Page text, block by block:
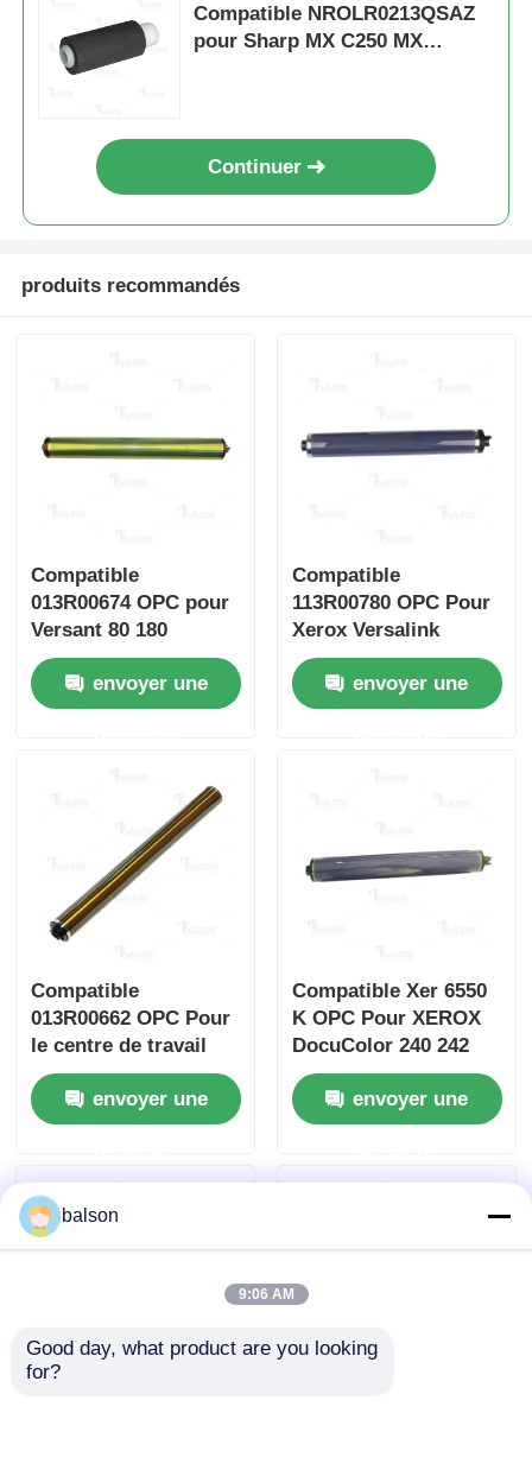
Tous les cas
Demande de soumission
Puce de toner Xerox
Une puce de tonique Lexmark
Puce de toner Kyocera
La puce de toner Samsung
Une puce de tonifiant OKI
Puce de tonifiant Minolta
Compatible NROLR0213QSAZ
pour Sharp MX C250 MX
Continuer
produits recommandés
Compatible
013R00674 OPC pour
Versant 80 180
envoyer une
Compatible
113R00780 OPC Pour
Xerox Versalink
C7020 c7025 C7030
C7000 envoyer une
Compatible
013R00662 OPC Pour
le centre de travail
Xerox 7525 7530 7535
envoyer une
Compatible Xer 6550
K OPC Pour XEROX
DocuColor 240 242
250 252
envoyer une
balson
9:06 AM
Good day, what product are you looking
for?